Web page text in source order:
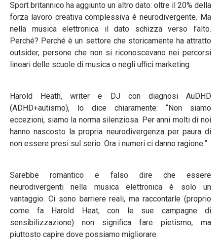
Sport britannico ha aggiunto un altro dato: oltre il 20% della
forza lavoro creativa complessiva è neurodivergente. Ma
nella musica elettronica il dato schizza verso l’alto.
Perché? Perché è un settore che storicamente ha attratto
outsider, persone che non si riconoscevano nei percorsi
lineari delle scuole di musica o negli uffici marketing.
Harold Heath, writer e DJ con diagnosi AuDHD
(ADHD+autismo), lo dice chiaramente: “Non siamo
eccezioni, siamo la norma silenziosa. Per anni molti di noi
hanno nascosto la propria neurodivergenza per paura di
non essere presi sul serio. Ora i numeri ci danno ragione.”
Sarebbe romantico e falso dire che essere
neurodivergenti nella musica elettronica è solo un
vantaggio. Ci sono barriere reali, ma raccontarle (proprio
come fa Harold Heat, con le sue campagne di
sensibilizzazione) non significa fare pietismo, ma
piuttosto capire dove possiamo migliorare.